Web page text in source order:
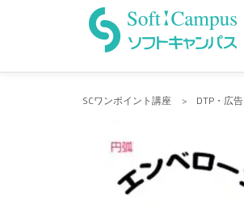
SCワンポイント講座 > DTP・広告